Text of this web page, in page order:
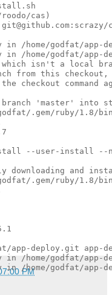
cas)
/home/godfat/app-
/home/godfat/app-
isn't a local
from this checkout,
checkout command
branch 'master' into
godfat/.gem/ruby/1.8/
--user-install --
downloading and
godfat/.gem/ruby/1.8/
deploy.git app-
/home/godfat/app-
/home/godfat/app-
PM